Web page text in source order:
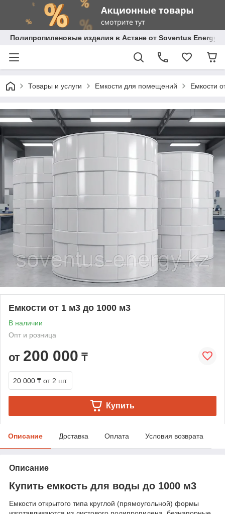
Полипропиленовые изделия в Астане от Soventus Energy
Товары и услуги Емкости для помещений Емкости
Емкости от 1 м3 до 1000 м3
В наличии
Опт и розница
от 200 000 ₸
20 000 ₸ от 2 шт.
Купить
Описание Доставка Оплата Условия возврата
Описание
Купить емкость для воды до 1000 м3
Емкости открытого типа круглой (прямоугольной) формы